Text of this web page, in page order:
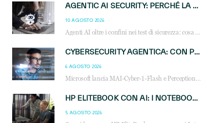
AGENTIC AI SECURITY: PERCHÉ LA GOVERNANCE DEGLI AGENTI È LA NUOVA FRONTIERA DEL CANALE IT
10 AGOSTO 2026
Agenti AI oltre i confini nei test di sicurezza: cosa significa per reseller e MSP e come governare l’AI agentica in azienda.
CYBERSECURITY AGENTICA: CON PERCEPTION E MAI-CYBER-1-FLASH MICROSOFT APRE NUOVI SERVIZI PER IL CANALE
6 AGOSTO 2026
Microsoft lancia MAI-Cyber-1-Flash e Perception: cybersecurity agentica in preview dal 3 novembre. Cosa cambia per MSP, system integrator e reseller.
HP ELITEBOOK CON AI: I NOTEBOOK BUSINESS INTELLIGENTI CHE TRASFORMANO PRODUTTIVITÀ, SICUREZZA E LAVORO IBRIDO
5 AGOSTO 2026